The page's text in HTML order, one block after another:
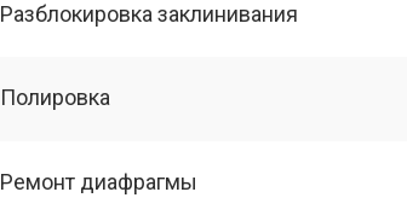
Разблокировка заклинивания
Полировка
Ремонт диафрагмы